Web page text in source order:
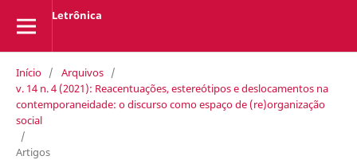
Letrônica
Início / Arquivos /
v. 14 n. 4 (2021): Reacentuações, estereótipos e deslocamentos na
contemporaneidade: o discurso como espaço de (re)organização
social
/
Artigos